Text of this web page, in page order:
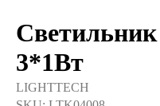
3*1Вт
LIGHTTECH